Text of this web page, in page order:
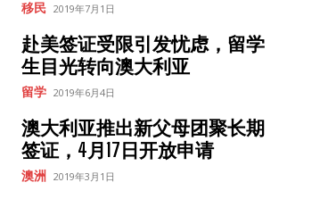
移民 2019年7月1日
赴美签证受限引发忧虑，留学
生目光转向澳大利亚
留学 2019年6月4日
澳大利亚推出新父母团聚长期
签证，4月17日开放申请
澳洲 2019年3月1日